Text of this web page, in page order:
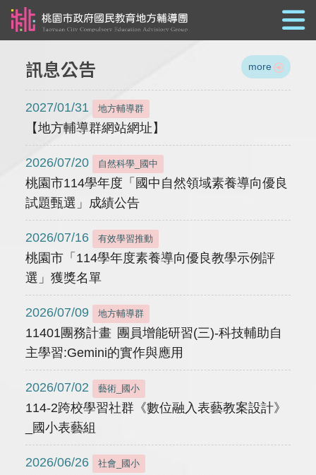
訊息公告 more
2027/01/31 地方輔導群
【地方輔導群網站網址】
2026/07/20 自然科學_國中
桃園市114學年度「國中自然領域素養導向優良
試題甄選」成績公告
2026/07/16 有效學習推動
桃園市「114學年度素養導向優良教學示例評
選」獲獎名單
2026/07/09 地方輔導群
11401團務計畫 團員增能研習(三)-科技輔助自
主學習:Gemini的實作與應用
2026/07/02 藝術_國小
114-2跨校學習社群《數位融入表藝教案設計》
_國小表藝組
2026/06/26 社會_國小